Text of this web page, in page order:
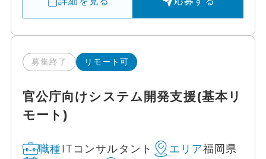
募集終了 リモート可
官公庁向けシステム開発支援(基本リ
モート)
職種ITコンサルタント エリア福岡県